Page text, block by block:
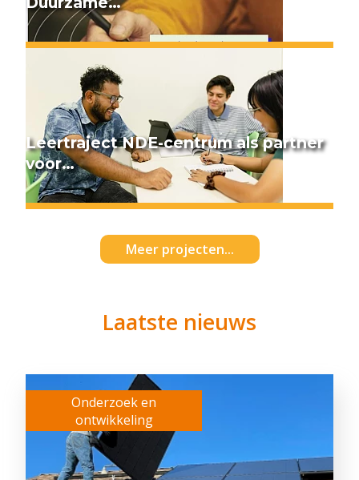
Leertraject NDE-centrum als partner
voor…
Meer projecten...
Laatste nieuws
Onderzoek en
ontwikkeling